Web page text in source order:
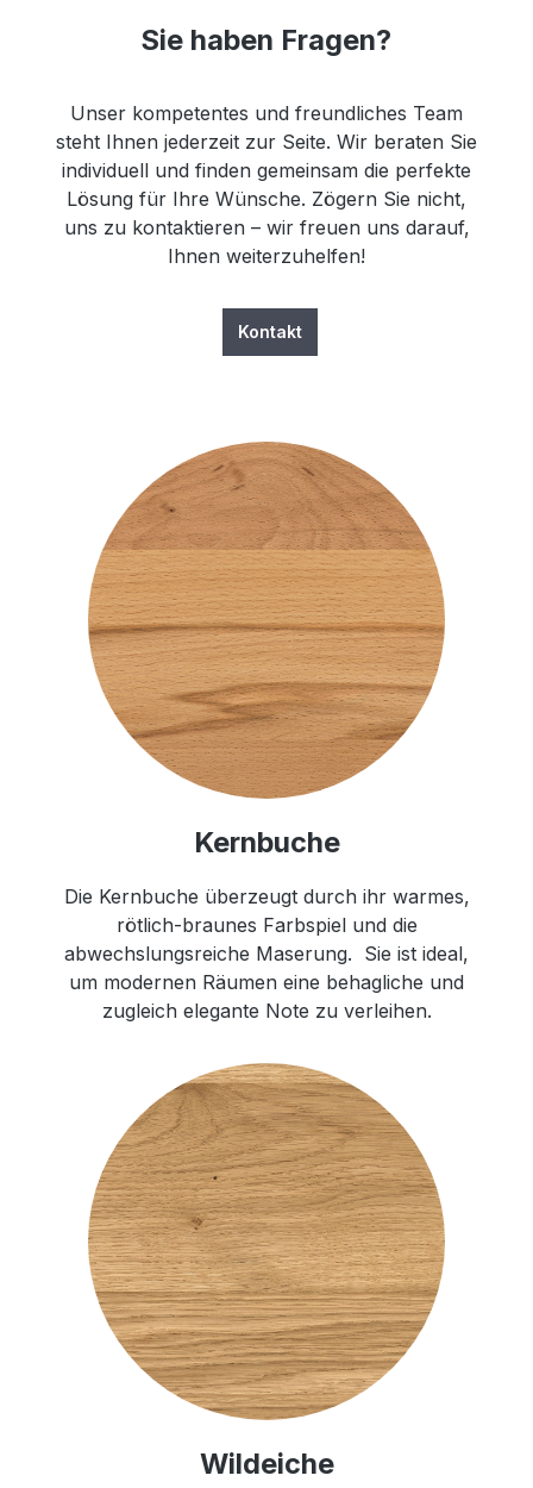
Sie haben Fragen?
Unser kompetentes und freundliches Team
steht Ihnen jederzeit zur Seite. Wir beraten Sie
individuell und finden gemeinsam die perfekte
Lösung für Ihre Wünsche. Zögern Sie nicht,
uns zu kontaktieren – wir freuen uns darauf,
Ihnen weiterzuhelfen!
Kontakt
Kernbuche
Die Kernbuche überzeugt durch ihr warmes,
rötlich-braunes Farbspiel und die
abwechslungsreiche Maserung. Sie ist ideal,
um modernen Räumen eine behagliche und
zugleich elegante Note zu verleihen.
Wildeiche